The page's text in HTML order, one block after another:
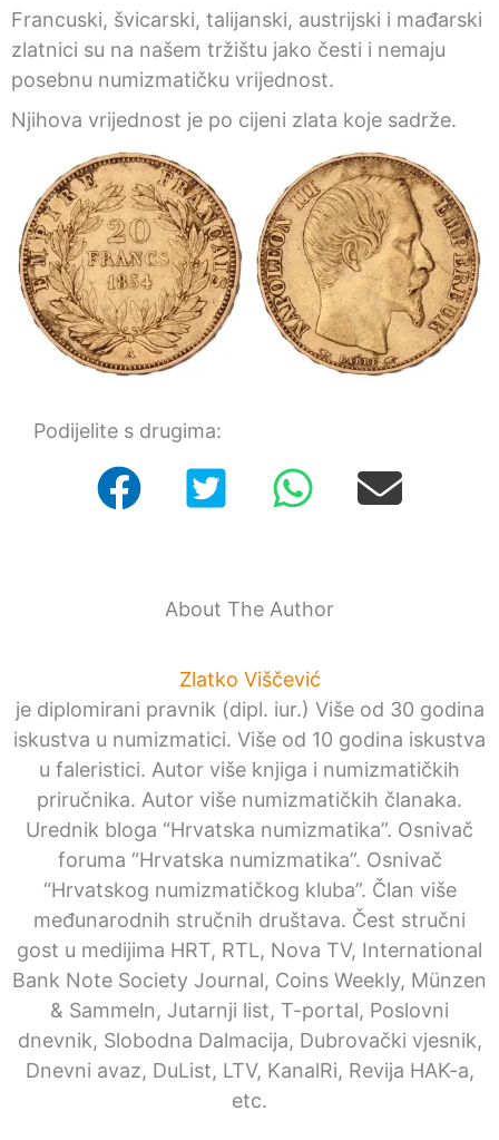
Francuski, švicarski, talijanski, austrijski i mađarski
zlatnici su na našem tržištu jako česti i nemaju
posebnu numizmatičku vrijednost.
Njihova vrijednost je po cijeni zlata koje sadrže.
Podijelite s drugima:
About The Author
Zlatko Viščević
je diplomirani pravnik (dipl. iur.) Više od 30 godina
iskustva u numizmatici. Više od 10 godina iskustva
u faleristici. Autor više knjiga i numizmatičkih
priručnika. Autor više numizmatičkih članaka.
Urednik bloga “Hrvatska numizmatika”. Osnivač
foruma “Hrvatska numizmatika”. Osnivač
“Hrvatskog numizmatičkog kluba”. Član više
međunarodnih stručnih društava. Čest stručni
gost u medijima HRT, RTL, Nova TV, International
Bank Note Society Journal, Coins Weekly, Münzen
& Sammeln, Jutarnji list, T-portal, Poslovni
dnevnik, Slobodna Dalmacija, Dubrovački vjesnik,
Dnevni avaz, DuList, LTV, KanalRi, Revija HAK-a,
etc.